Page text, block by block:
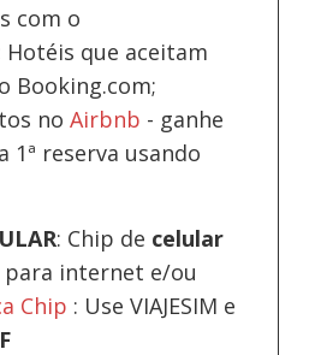
com o
Hotéis que aceitam
Booking.com;
noAirbnb - ganhe
1ª reserva usando
: Chip de celular
internet e/ou
Chip : Use VIAJESIM e